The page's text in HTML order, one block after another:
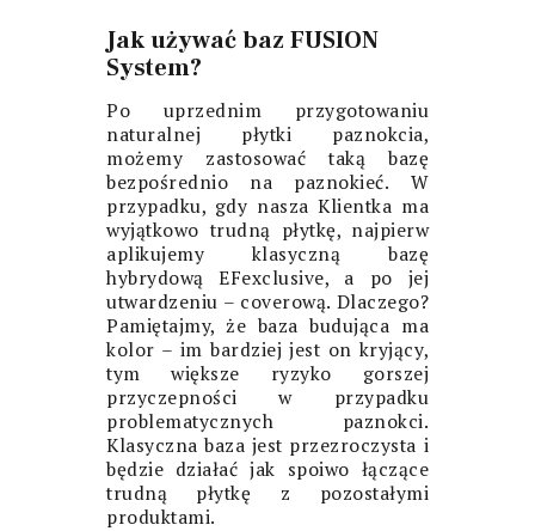
Jak używać baz FUSION
System?
Po uprzednim przygotowaniu
naturalnej płytki paznokcia,
możemy zastosować taką bazę
bezpośrednio na paznokieć. W
przypadku, gdy nasza Klientka ma
wyjątkowo trudną płytkę, najpierw
aplikujemy klasyczną bazę
hybrydową EFexclusive, a po jej
utwardzeniu – coverową. Dlaczego?
Pamiętajmy, że baza budująca ma
kolor – im bardziej jest on kryjący,
tym większe ryzyko gorszej
przyczepności w przypadku
problematycznych paznokci.
Klasyczna baza jest przezroczysta i
będzie działać jak spoiwo łączące
trudną płytkę z pozostałymi
produktami.